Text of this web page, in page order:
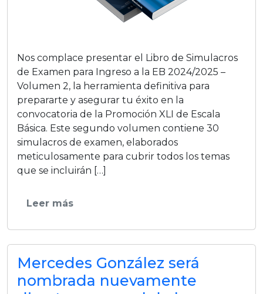
Nos complace presentar el Libro de Simulacros
de Examen para Ingreso a la EB 2024/2025 –
Volumen 2, la herramienta definitiva para
prepararte y asegurar tu éxito en la
convocatoria de la Promoción XLI de Escala
Básica. Este segundo volumen contiene 30
simulacros de examen, elaborados
meticulosamente para cubrir todos los temas
que se incluirán […]
Leer más
Mercedes González será
nombrada nuevamente